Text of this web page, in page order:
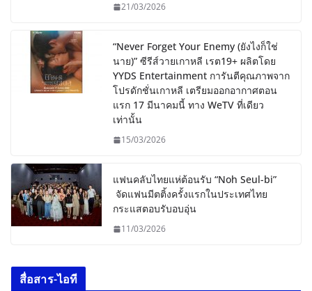
21/03/2026
“Never Forget Your Enemy (ยังไงก็ใช่
นาย)” ซีรีส์วายเกาหลี เรต19+ ผลิตโดย
YYDS Entertainment การันตีคุณภาพจาก
โปรดักชั่นเกาหลี เตรียมออกอากาศตอน
แรก 17 มีนาคมนี้ ทาง WeTV ที่เดียว
เท่านั้น
15/03/2026
แฟนคลับไทยแห่ต้อนรับ “Noh Seul-bi”
จัดแฟนมีตติ้งครั้งแรกในประเทศไทย
กระแสตอบรับอบอุ่น
11/03/2026
สื่อสาร-ไอที